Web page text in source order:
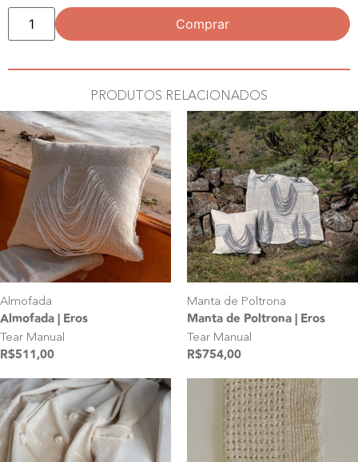
Comprar
PRODUTOS RELACIONADOS
Almofada
Almofada | Eros
Tear Manual
R$511,00
Manta de Poltrona
Manta de Poltrona | Eros
Tear Manual
R$754,00